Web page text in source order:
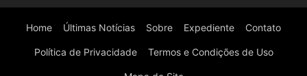
Home Últimas Notícias Sobre Expediente Contato
Política de Privacidade Termos e Condições de Uso